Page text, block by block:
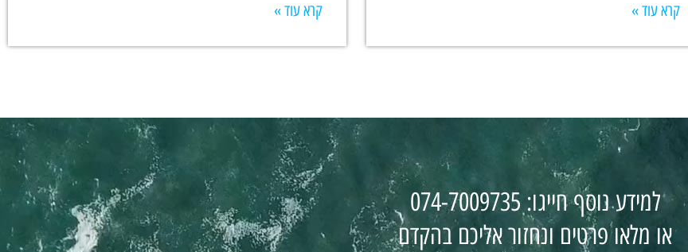
קרא עוד »
קרא עוד »
למידע נוסף חייגו: 074-7009735
או מלאו פרטים ונחזור אליכם בהקדם